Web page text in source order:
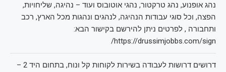
נהג אופנוע, נהג טרקטור, נהגי אוטובוס ועוד – נהיגה, שליחויות,
הפצה, וכל סוגי עבודות הנהיגה, לנהגים ונהגות מכל הארץ, רכב
ותחבורה , לפרטים ניתן להירשם בקישור הבא:
https://drussimjobbs.com/sign/
דרושים דרושות לעבודה בשירות לקוחות קל ונוח, בתחום היד 2 –